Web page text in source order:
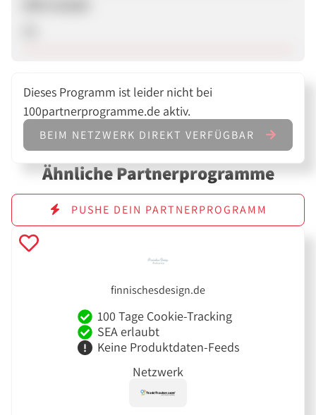
Dieses Programm ist leider nicht bei
100partnerprogramme.de aktiv.
BEIM NETZWERK DIREKT VERFÜGBAR
Ähnliche Partnerprogramme
PUSHE DEIN PARTNERPROGRAMM
finnischesdesign.de
100 Tage Cookie-Tracking
SEA erlaubt
Keine Produktdaten-Feeds
Netzwerk